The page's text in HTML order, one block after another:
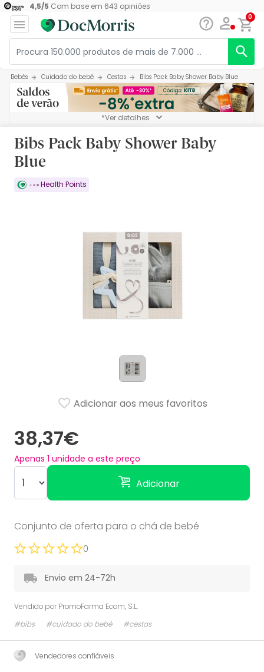
4,5/5 Com base em 643 opiniões
0
Bebés Cuidado do bebé Cestas Bibs Pack Baby Shower Baby Blue
*Ver detalhes
Bibs Pack Baby Shower Baby
Blue
Health Points
38,37€
Apenas 1 unidade a este preço
Adicionar
Adicionar aos meus favoritos
Conjunto de oferta para o chá de bebé
0
Envio em 24-72h
Vendido por PromoFarma Ecom, S.L.
#bibs
#cuidado do bebé #cestas
Vendedores confiáveis